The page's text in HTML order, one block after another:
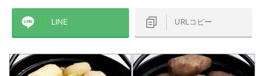
LINE URLコピー